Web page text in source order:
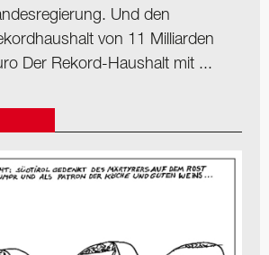
Und den
von 11 Milliarden
Der Rekord-Haushalt mit ...